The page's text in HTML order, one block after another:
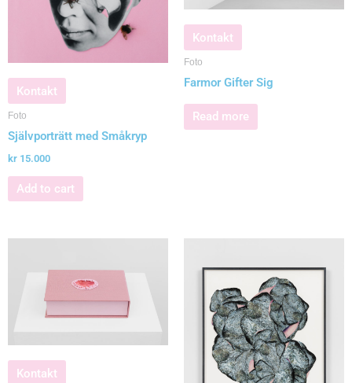
Kontakt
Foto
Självporträtt med Småkryp
kr 15.000
Add to cart
Kontakt
Foto
Farmor Gifter Sig
Read more
Kontakt